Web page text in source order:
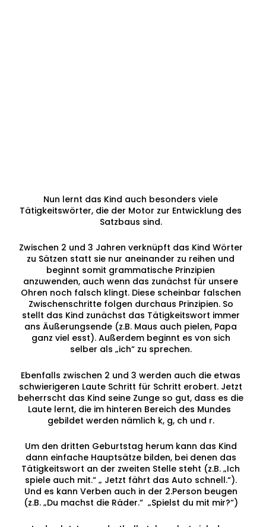
Nun lernt das Kind auch besonders viele
Tätigkeitswörter, die der Motor zur Entwicklung des
Satzbaus sind.
Zwischen 2 und 3 Jahren verknüpft das Kind Wörter
zu Sätzen statt sie nur aneinander zu reihen und
beginnt somit grammatische Prinzipien
anzuwenden, auch wenn das zunächst für unsere
Ohren noch falsch klingt. Diese scheinbar falschen
Zwischenschritte folgen durchaus Prinzipien. So
stellt das Kind zunächst das Tätigkeitswort immer
ans Äußerungsende (z.B. Maus auch pielen, Papa
ganz viel esst). Außerdem beginnt es von sich
selber als „ich“ zu sprechen.
Ebenfalls zwischen 2 und 3 werden auch die etwas
schwierigeren Laute Schritt für Schritt erobert. Jetzt
beherrscht das Kind seine Zunge so gut, dass es die
Laute lernt, die im hinteren Bereich des Mundes
gebildet werden nämlich k, g, ch und r.
Um den dritten Geburtstag herum kann das Kind
dann einfache Hauptsätze bilden, bei denen das
Tätigkeitswort an der zweiten Stelle steht (z.B. „Ich
spiele auch mit.“ „ Jetzt fährt das Auto schnell.“).
Und es kann Verben auch in der 2.Person beugen
(z.B. „Du machst die Räder.“ „Spielst du mit mir?“)